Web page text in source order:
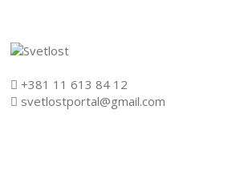
+381 11 613 84 12
svetlostportal@gmail.com